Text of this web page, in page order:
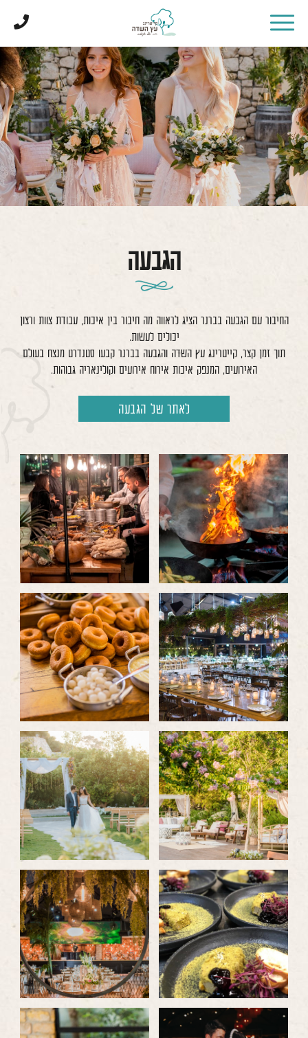
הגבעה
החיבור עם הגבעה בברנר הציג לראווה מה חיבור בין איכות, עבודת צוות ורצון
יכולים לעשות.
תוך זמן קצר, קייטרינג עץ השדה והגבעה בברנר קבעו סטנדרט מנצח בעולם
האירועים, המנפק איכות אירוח אירועים וקולינאריה גבוהות.
לאתר של הגבעה
לפתיחת
התמונה
בגדול
-
לפתיחת
התמונה
בגדול
-
לפתיחת
התמונה
בגדול
-
לפתיחת
התמונה
בגדול
-
לפתיחת
התמונה
בגדול
-
לפתיחת
התמונה
בגדול
-
לפתיחת
התמונה
בגדול
-
לפתיחת
התמונה
בגדול
-
לפתיחת
לפתיחת